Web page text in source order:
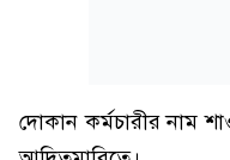
দোকান কর্মচারীর নাম